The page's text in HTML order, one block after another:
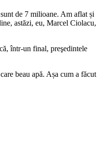
de 7 milioane. Am aflat și
astăzi, eu, Marcel Ciolacu,
într-un final, preşedintele
beau apă. Așa cum a făcut